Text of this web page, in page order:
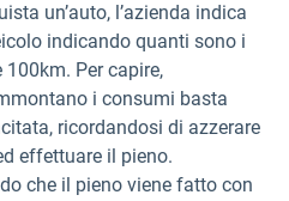
un’auto, l’azienda indica
indicando quanti sono i
100km. Per capire,
i consumi basta
ricordandosi di azzerare
effettuare il pieno.
che il pieno viene fatto con